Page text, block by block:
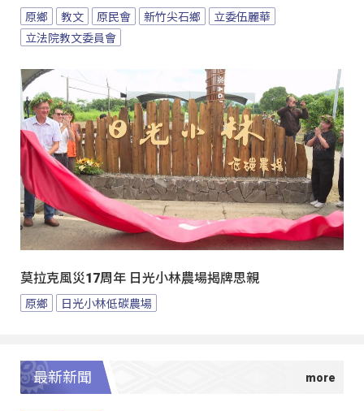
原鄉 教文 原民會 新竹尖石鄉
立委伍麗華
立法院教文委員會
莫拉克風災17周年 日光小林農場揭牌思親
原鄉 日光小林低碳農場
最新新聞